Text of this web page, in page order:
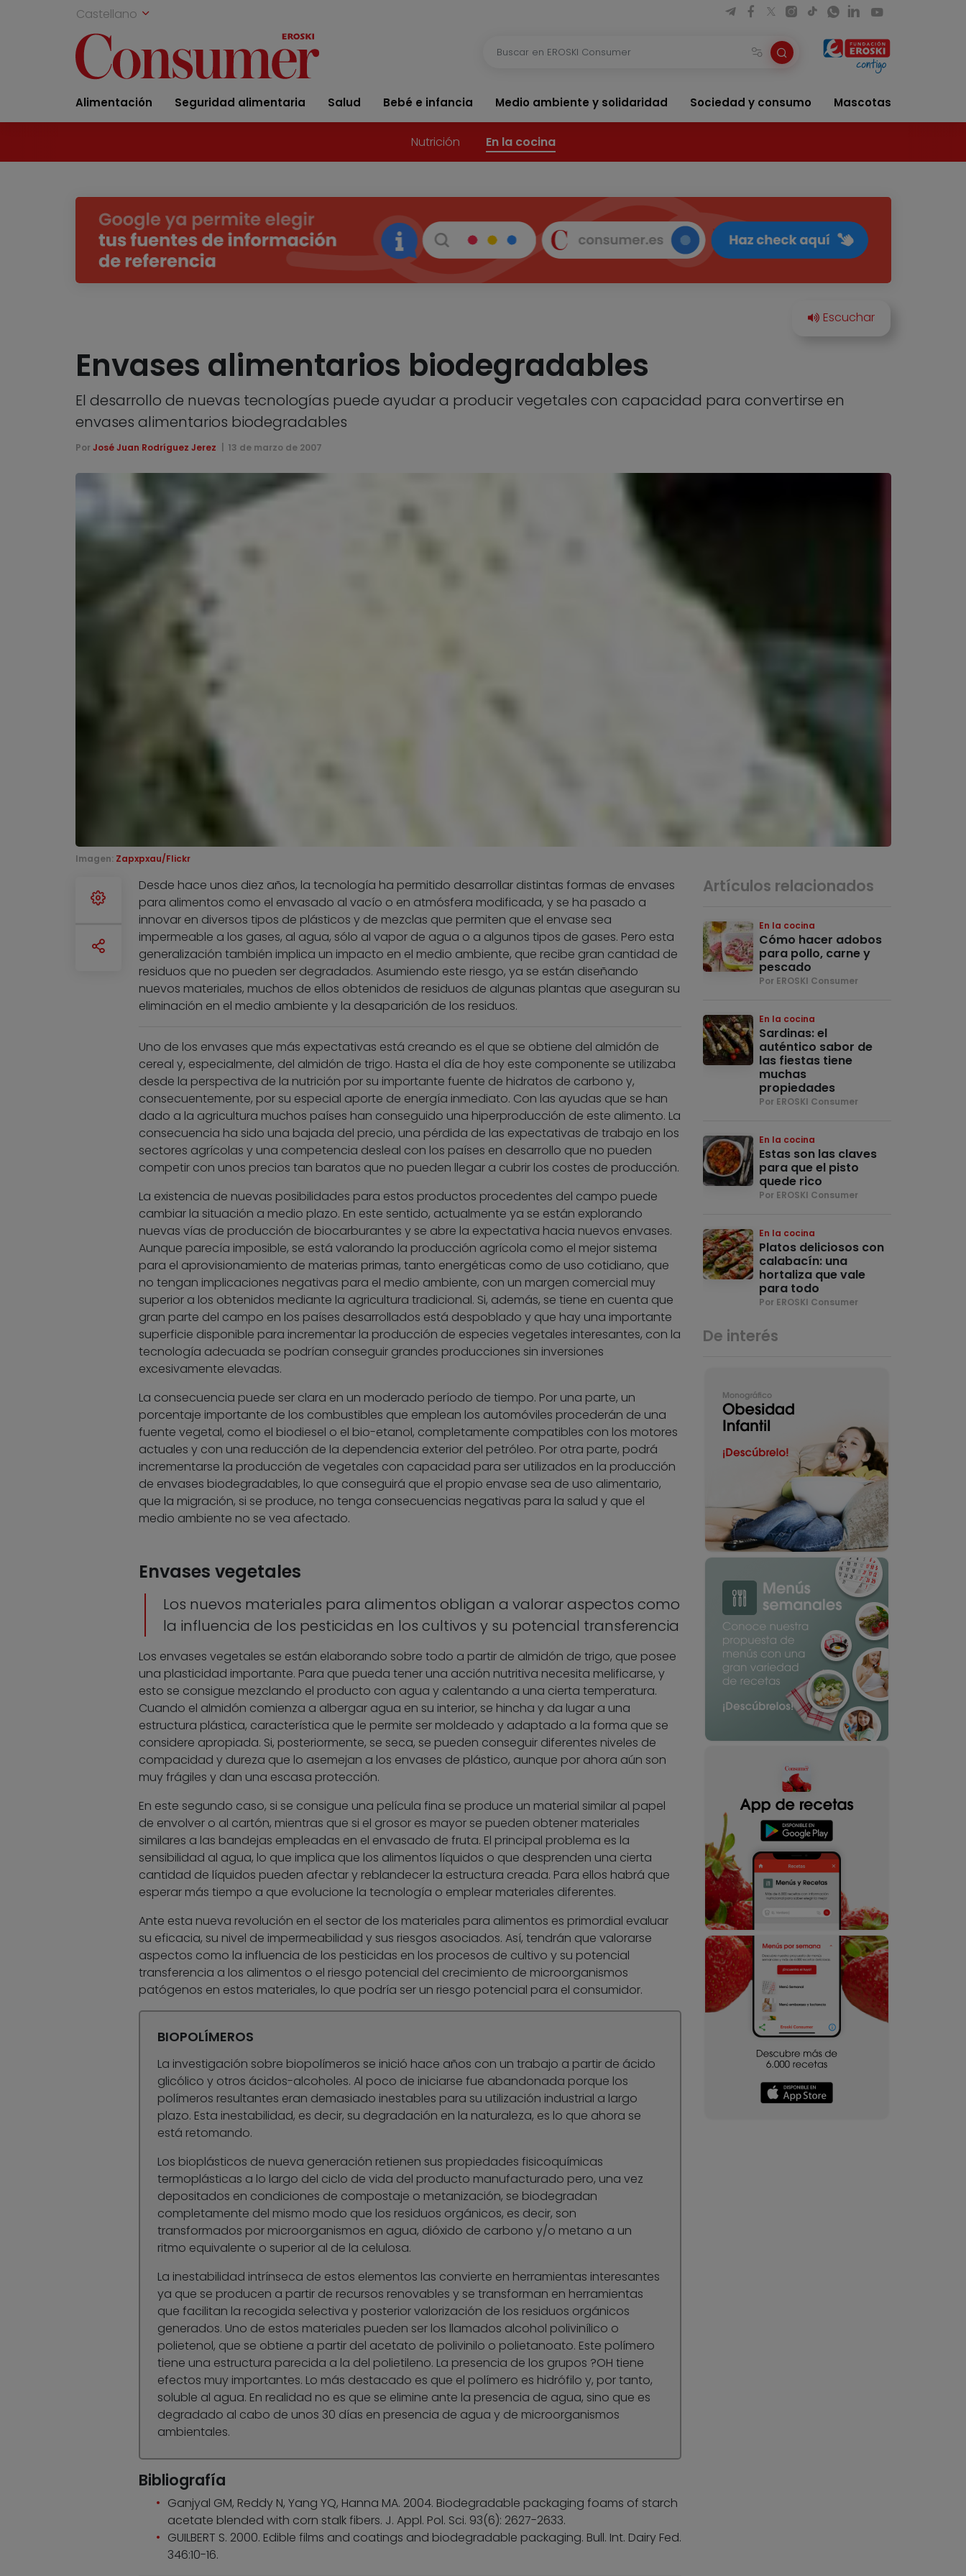
Castellano
Alimentación Seguridad alimentaria Salud Bebé e infancia Medio ambiente y solidaridad Sociedad y consumo Mascotas
Nutrición En la cocina
Envases alimentarios biodegradables
El desarrollo de nuevas tecnologías puede ayudar a producir vegetales con capacidad para convertirse en
envases alimentarios biodegradables
Por José Juan Rodríguez Jerez 13 de marzo de 2007
Imagen: Zapxpxau/Flickr
Desde hace unos diez años, la tecnología ha permitido desarrollar distintas formas de envases
para alimentos como el envasado al vacío o en atmósfera modificada, y se ha pasado a
innovar en diversos tipos de plásticos y de mezclas que permiten que el envase sea
impermeable a los gases, al agua, sólo al vapor de agua o a algunos tipos de gases. Pero esta
generalización también implica un impacto en el medio ambiente, que recibe gran cantidad de
residuos que no pueden ser degradados. Asumiendo este riesgo, ya se están diseñando
nuevos materiales, muchos de ellos obtenidos de residuos de algunas plantas que aseguran su
eliminación en el medio ambiente y la desaparición de los residuos.
Uno de los envases que más expectativas está creando es el que se obtiene del almidón de
cereal y, especialmente, del almidón de trigo. Hasta el día de hoy este componente se utilizaba
desde la perspectiva de la nutrición por su importante fuente de hidratos de carbono y,
consecuentemente, por su especial aporte de energía inmediato. Con las ayudas que se han
dado a la agricultura muchos países han conseguido una hiperproducción de este alimento. La
consecuencia ha sido una bajada del precio, una pérdida de las expectativas de trabajo en los
sectores agrícolas y una competencia desleal con los países en desarrollo que no pueden
competir con unos precios tan baratos que no pueden llegar a cubrir los costes de producción.
La existencia de nuevas posibilidades para estos productos procedentes del campo puede
cambiar la situación a medio plazo. En este sentido, actualmente ya se están explorando
nuevas vías de producción de biocarburantes y se abre la expectativa hacia nuevos envases.
Aunque parecía imposible, se está valorando la producción agrícola como el mejor sistema
para el aprovisionamiento de materias primas, tanto energéticas como de uso cotidiano, que
no tengan implicaciones negativas para el medio ambiente, con un margen comercial muy
superior a los obtenidos mediante la agricultura tradicional. Si, además, se tiene en cuenta que
gran parte del campo en los países desarrollados está despoblado y que hay una importante
superficie disponible para incrementar la producción de especies vegetales interesantes, con la
tecnología adecuada se podrían conseguir grandes producciones sin inversiones
excesivamente elevadas.
La consecuencia puede ser clara en un moderado período de tiempo. Por una parte, un
porcentaje importante de los combustibles que emplean los automóviles procederán de una
fuente vegetal, como el biodiesel o el bio-etanol, completamente compatibles con los motores
actuales y con una reducción de la dependencia exterior del petróleo. Por otra parte, podrá
incrementarse la producción de vegetales con capacidad para ser utilizados en la producción
de envases biodegradables, lo que conseguirá que el propio envase sea de uso alimentario,
que la migración, si se produce, no tenga consecuencias negativas para la salud y que el
medio ambiente no se vea afectado.
Envases vegetales
Los nuevos materiales para alimentos obligan a valorar aspectos como
la influencia de los pesticidas en los cultivos y su potencial transferencia
Los envases vegetales se están elaborando sobre todo a partir de almidón de trigo, que posee
una plasticidad importante. Para que pueda tener una acción nutritiva necesita melificarse, y
esto se consigue mezclando el producto con agua y calentando a una cierta temperatura.
Cuando el almidón comienza a albergar agua en su interior, se hincha y da lugar a una
estructura plástica, característica que le permite ser moldeado y adaptado a la forma que se
considere apropiada. Si, posteriormente, se seca, se pueden conseguir diferentes niveles de
compacidad y dureza que lo asemejan a los envases de plástico, aunque por ahora aún son
muy frágiles y dan una escasa protección.
En este segundo caso, si se consigue una película fina se produce un material similar al papel
de envolver o al cartón, mientras que si el grosor es mayor se pueden obtener materiales
similares a las bandejas empleadas en el envasado de fruta. El principal problema es la
sensibilidad al agua, lo que implica que los alimentos líquidos o que desprenden una cierta
cantidad de líquidos pueden afectar y reblandecer la estructura creada. Para ellos habrá que
esperar más tiempo a que evolucione la tecnología o emplear materiales diferentes.
Ante esta nueva revolución en el sector de los materiales para alimentos es primordial evaluar
su eficacia, su nivel de impermeabilidad y sus riesgos asociados. Así, tendrán que valorarse
aspectos como la influencia de los pesticidas en los procesos de cultivo y su potencial
transferencia a los alimentos o el riesgo potencial del crecimiento de microorganismos
patógenos en estos materiales, lo que podría ser un riesgo potencial para el consumidor.
BIOPOLÍMEROS
La investigación sobre biopolímeros se inició hace años con un trabajo a partir de ácido
glicólico y otros ácidos-alcoholes. Al poco de iniciarse fue abandonada porque los
polímeros resultantes eran demasiado inestables para su utilización industrial a largo
plazo. Esta inestabilidad, es decir, su degradación en la naturaleza, es lo que ahora se
está retomando.
Los bioplásticos de nueva generación retienen sus propiedades fisicoquímicas
termoplásticas a lo largo del ciclo de vida del producto manufacturado pero, una vez
depositados en condiciones de compostaje o metanización, se biodegradan
completamente del mismo modo que los residuos orgánicos, es decir, son
transformados por microorganismos en agua, dióxido de carbono y/o metano a un
ritmo equivalente o superior al de la celulosa.
La inestabilidad intrínseca de estos elementos las convierte en herramientas interesantes
ya que se producen a partir de recursos renovables y se transforman en herramientas
que facilitan la recogida selectiva y posterior valorización de los residuos orgánicos
generados. Uno de estos materiales pueden ser los llamados alcohol polivinílico o
polietenol, que se obtiene a partir del acetato de polivinilo o polietanoato. Este polímero
tiene una estructura parecida a la del polietileno. La presencia de los grupos ?OH tiene
efectos muy importantes. Lo más destacado es que el polímero es hidrófilo y, por tanto,
soluble al agua. En realidad no es que se elimine ante la presencia de agua, sino que es
degradado al cabo de unos 30 días en presencia de agua y de microorganismos
ambientales.
Bibliografía
Ganjyal GM, Reddy N, Yang YQ, Hanna MA. 2004. Biodegradable packaging foams of starch
acetate blended with corn stalk fibers. J. Appl. Pol. Sci. 93(6): 2627-2633.
GUILBERT S. 2000. Edible films and coatings and biodegradable packaging. Bull. Int. Dairy Fed.
346:10-16.
Artículos relacionados
En la cocina
Cómo hacer adobos
para pollo, carne y
pescado
Por EROSKI Consumer
En la cocina
Sardinas: el
auténtico sabor de
las fiestas tiene
muchas
propiedades
Por EROSKI Consumer
En la cocina
Estas son las claves
para que el pisto
quede rico
Por EROSKI Consumer
En la cocina
Platos deliciosos con
calabacín: una
hortaliza que vale
para todo
Por EROSKI Consumer
De interés